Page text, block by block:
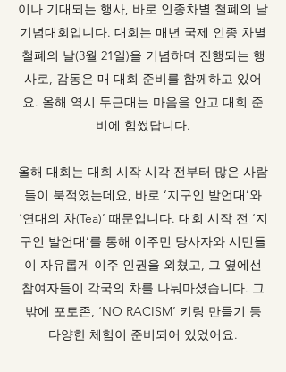
이나 기대되는 행사, 바로 인종차별 철폐의 날
기념대회입니다. 대회는 매년 국제 인종 차별
철폐의 날(3월 21일)을 기념하며 진행되는 행
사로, 감동은 매 대회 준비를 함께하고 있어
요. 올해 역시 두근대는 마음을 안고 대회 준
비에 힘썼답니다.
올해 대회는 대회 시작 시각 전부터 많은 사람
들이 북적였는데요, 바로 ‘지구인 발언대’와
‘연대의 차(Tea)’ 때문입니다. 대회 시작 전 ‘지
구인 발언대’를 통해 이주민 당사자와 시민들
이 자유롭게 이주 인권을 외쳤고, 그 옆에선
참여자들이 각국의 차를 나눠마셨습니다. 그
밖에 포토존, ‘NO RACISM’ 키링 만들기 등
다양한 체험이 준비되어 있었어요.